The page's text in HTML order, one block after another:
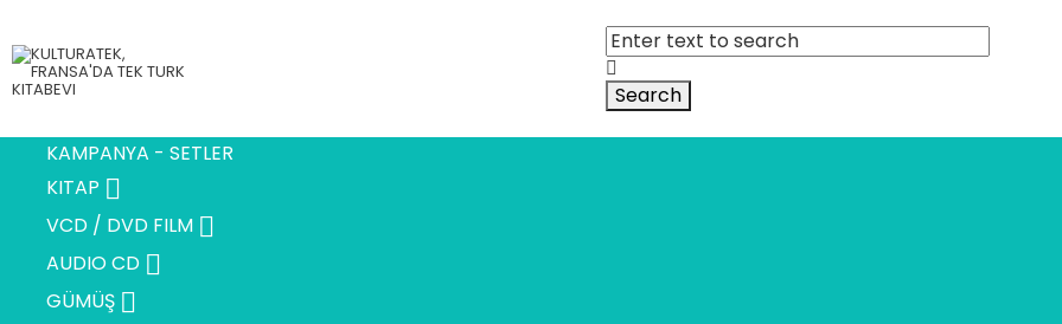
Search
KAMPANYA - SETLER
KITAP 
VCD / DVD FILM 
AUDIO CD 
GÜMÜŞ 